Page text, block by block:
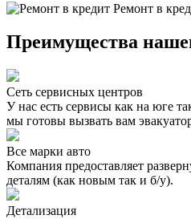
Ремонт в
Преимущества
Сеть сервисных центров
У нас есть сервисы как на юге
мы готовы вызвать вам
Все марки авто
Компания предоставляет
деталям (как новым так и б/у).
Детализация